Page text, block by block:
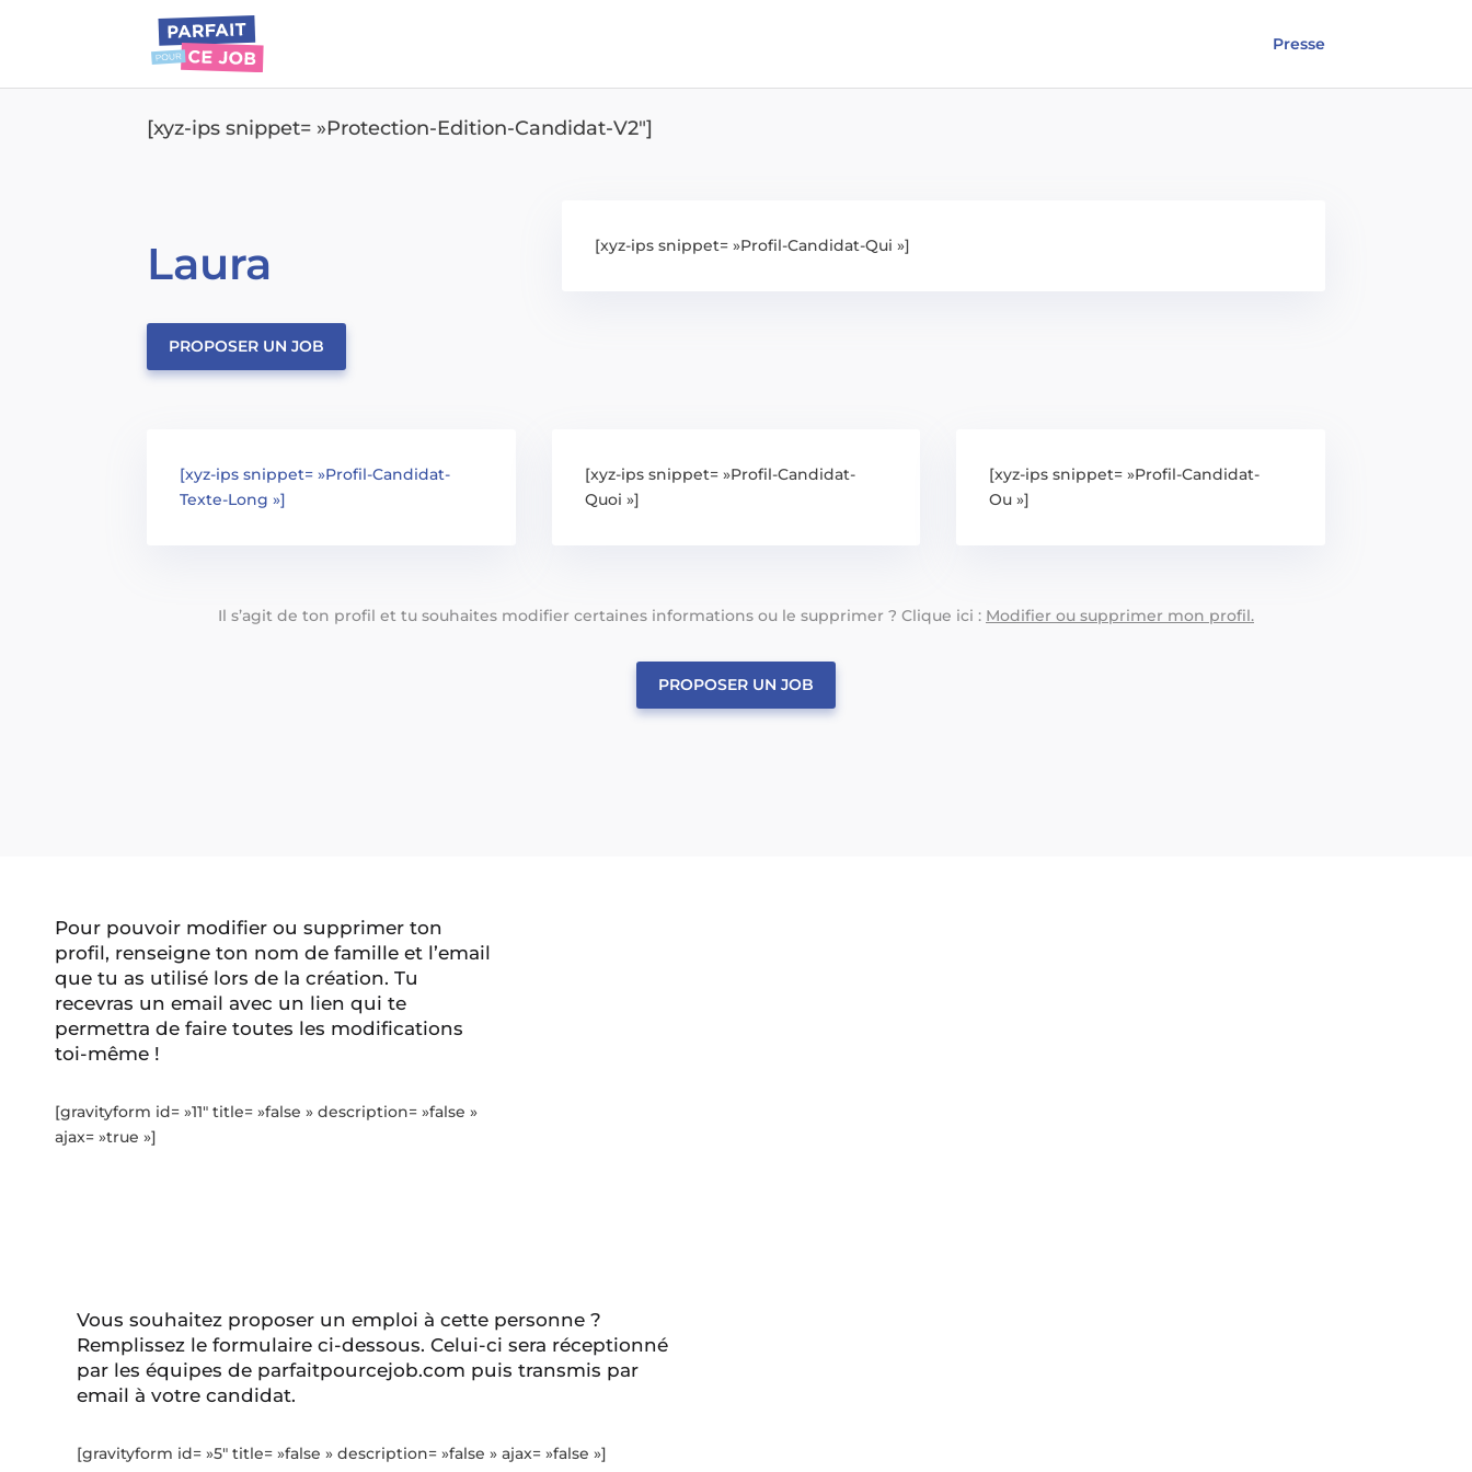
Presse
[xyz-ips snippet= »Protection-Edition-Candidat-V2″]
Laura
PROPOSER UN JOB
[xyz-ips snippet= »Profil-Candidat-Qui »]
[xyz-ips snippet= »Profil-Candidat-
Texte-Long »]
[xyz-ips snippet= »Profil-Candidat-
Quoi »]
[xyz-ips snippet= »Profil-Candidat-
Ou »]
Il s’agit de ton profil et tu souhaites modifier certaines informations ou le supprimer ? Clique ici : Modifier ou supprimer mon profil.
PROPOSER UN JOB
Pour pouvoir modifier ou supprimer ton
profil, renseigne ton nom de famille et l’email
que tu as utilisé lors de la création. Tu
recevras un email avec un lien qui te
permettra de faire toutes les modifications
toi-même !
[gravityform id= »11″ title= »false » description= »false »
ajax= »true »]
Vous souhaitez proposer un emploi à cette personne ?
Remplissez le formulaire ci-dessous. Celui-ci sera réceptionné
par les équipes de parfaitpourcejob.com puis transmis par
email à votre candidat.
[gravityform id= »5″ title= »false » description= »false » ajax= »false »]